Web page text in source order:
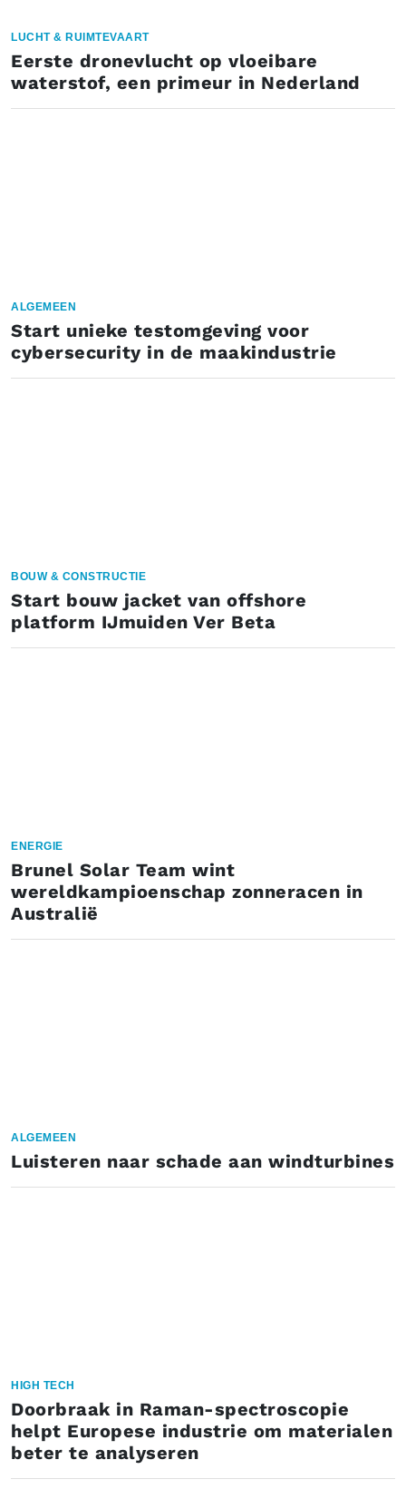
LUCHT & RUIMTEVAART
Eerste dronevlucht op vloeibare
waterstof, een primeur in Nederland
ALGEMEEN
Start unieke testomgeving voor
cybersecurity in de maakindustrie
BOUW & CONSTRUCTIE
Start bouw jacket van offshore
platform IJmuiden Ver Beta
ENERGIE
Brunel Solar Team wint
wereldkampioenschap zonneracen in
Australië
ALGEMEEN
Luisteren naar schade aan windturbines
HIGH TECH
Doorbraak in Raman-spectroscopie
helpt Europese industrie om materialen
beter te analyseren